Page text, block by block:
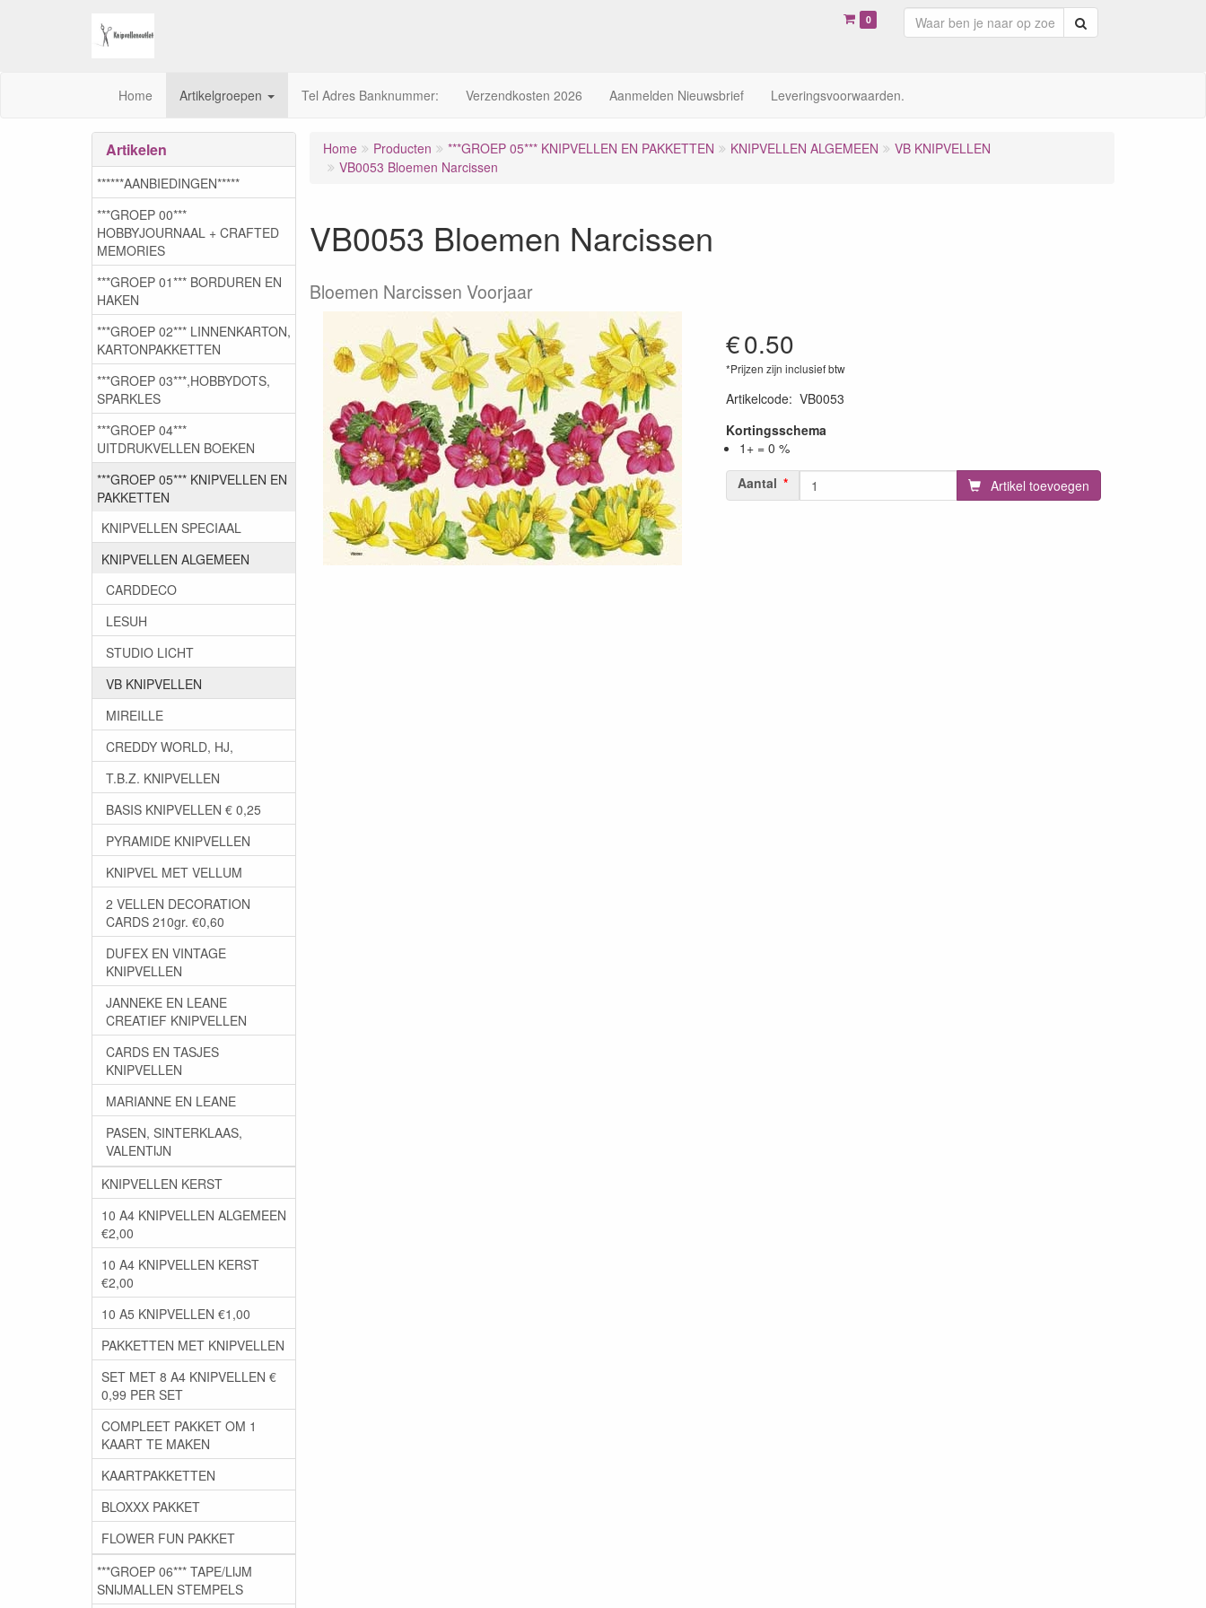
0
Home Artikelgroepen Tel Adres Banknummer: Verzendkosten 2026 Aanmelden Nieuwsbrief Leveringsvoorwaarden.
Home Producten ***GROEP 05*** KNIPVELLEN EN PAKKETTEN KNIPVELLEN ALGEMEEN
VB KNIPVELLEN
VB0053 Bloemen Narcissen
VB0053 Bloemen Narcissen
Bloemen Narcissen Voorjaar
€0.50
*Prijzen zijn inclusief btw
Artikelcode: VB0053
Kortingsschema
1+ = 0 %
Aantal
Artikel toevoegen
Artikelen
******AANBIEDINGEN*****
***GROEP 00***
HOBBYJOURNAAL + CRAFTED
MEMORIES
***GROEP 01*** BORDUREN EN
HAKEN
***GROEP 02*** LINNENKARTON,
KARTONPAKKETTEN
***GROEP 03***,HOBBYDOTS,
SPARKLES
***GROEP 04***
UITDRUKVELLEN BOEKEN
***GROEP 05*** KNIPVELLEN EN
PAKKETTEN
KNIPVELLEN SPECIAAL
KNIPVELLEN ALGEMEEN
CARDDECO
LESUH
STUDIO LICHT
VB KNIPVELLEN
MIREILLE
CREDDY WORLD, HJ,
T.B.Z. KNIPVELLEN
BASIS KNIPVELLEN € 0,25
PYRAMIDE KNIPVELLEN
KNIPVEL MET VELLUM
2 VELLEN DECORATION
CARDS 210gr. €0,60
DUFEX EN VINTAGE
KNIPVELLEN
JANNEKE EN LEANE
CREATIEF KNIPVELLEN
CARDS EN TASJES
KNIPVELLEN
MARIANNE EN LEANE
PASEN, SINTERKLAAS,
VALENTIJN
KNIPVELLEN KERST
10 A4 KNIPVELLEN ALGEMEEN
€2,00
10 A4 KNIPVELLEN KERST
€2,00
10 A5 KNIPVELLEN €1,00
PAKKETTEN MET KNIPVELLEN
SET MET 8 A4 KNIPVELLEN €
0,99 PER SET
COMPLEET PAKKET OM 1
KAART TE MAKEN
KAARTPAKKETTEN
BLOXXX PAKKET
FLOWER FUN PAKKET
***GROEP 06*** TAPE/LIJM
SNIJMALLEN STEMPELS